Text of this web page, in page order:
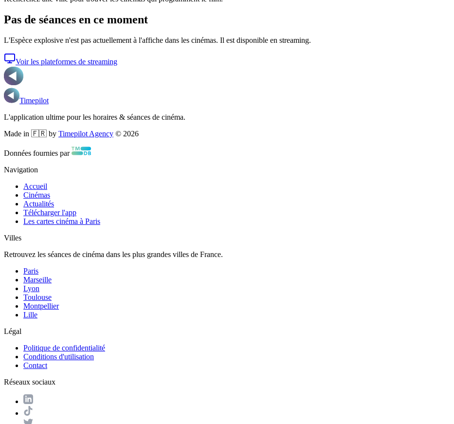
Pas de séances en ce moment
L'Espèce explosive n'est pas actuellement à l'affiche dans les cinémas. Il est disponible en streaming.
Voir les plateformes de streaming
Timepilot
L'application ultime pour les horaires & séances de cinéma.
Made in 🇫🇷 by Timepilot Agency © 2026
Données fournies par
Navigation
Accueil
Cinémas
Actualités
Télécharger l'app
Les cartes cinéma à Paris
Villes
Retrouvez les séances de cinéma dans les plus grandes villes de France.
Paris
Marseille
Lyon
Toulouse
Montpellier
Lille
Légal
Politique de confidentialité
Conditions d'utilisation
Contact
Réseaux sociaux